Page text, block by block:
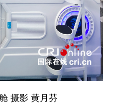
摄影 黄月芬